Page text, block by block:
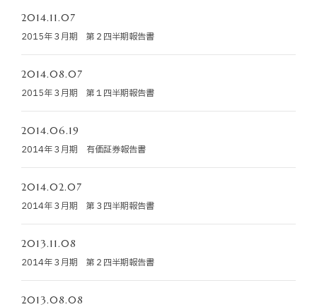
お役立ちコラム
採用情報
お問い合わせ
2014.11.07
2015年３月期 第２四半期報告書
2014.08.07
2015年３月期 第１四半期報告書
2014.06.19
2014年３月期 有価証券報告書
2014.02.07
2014年３月期 第３四半期報告書
2013.11.08
2014年３月期 第２四半期報告書
2013.08.08